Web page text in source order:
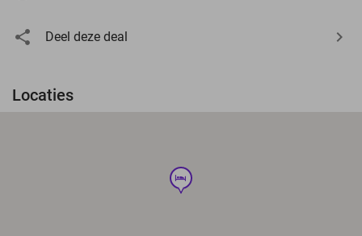
Deel deze deal
Locaties
hotel